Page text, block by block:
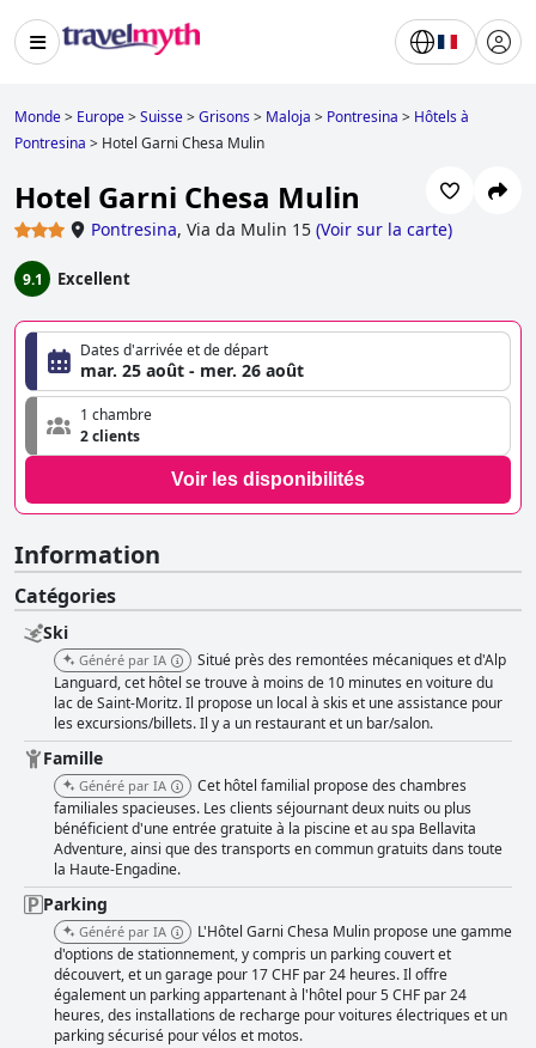
Monde> Europe>Suisse>Grisons> Maloja > Pontresina > Hôtels à
Pontresina > Hotel Garni Chesa Mulin
Hotel Garni Chesa Mulin
Pontresina, Via da Mulin 15 (Voir sur la carte)
9.1 Excellent
Dates d'arrivée et de départ
mar. 25 août - mer. 26 août
1 chambre
2 clients
Voir les disponibilités
Information
Catégories
Ski
Généré par IA
Situé près des remontées mécaniques et d'Alp
Languard, cet hôtel se trouve à moins de 10 minutes en voiture du
lac de Saint-Moritz. Il propose un local à skis et une assistance pour
les excursions/billets. Il y a un restaurant et un bar/salon.
Famille
Généré par IA
Cet hôtel familial propose des chambres
familiales spacieuses. Les clients séjournant deux nuits ou plus
bénéficient d'une entrée gratuite à la piscine et au spa Bellavita
Adventure, ainsi que des transports en commun gratuits dans toute
la Haute-Engadine.
Parking
Généré par IA
L'Hôtel Garni Chesa Mulin propose une gamme
d'options de stationnement, y compris un parking couvert et
découvert, et un garage pour 17 CHF par 24 heures. Il offre
également un parking appartenant à l'hôtel pour 5 CHF par 24
heures, des installations de recharge pour voitures électriques et un
parking sécurisé pour vélos et motos.